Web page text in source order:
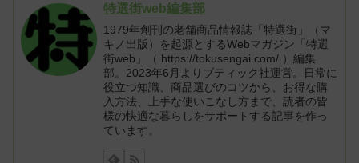
特選街web編集部
1979年創刊の老舗商品情報誌「特選街」（マ
キノ出版）を起源とするWebマガジン「特選
街web」（ https://tokusengai.com/ ）編集
部。2023年6月よりブティック社運営。日常に
役立つ知識、商品選びのコツから、お得な購
入方法、上手な使いこなし方まで、読者の皆
様の快適な暮らしをサポートする記事を作っ
ています。